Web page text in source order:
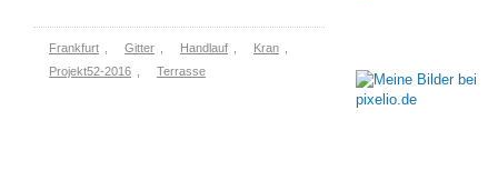
Frankfurt Gitter Handlauf Kran
Projekt52-2016
Terrasse